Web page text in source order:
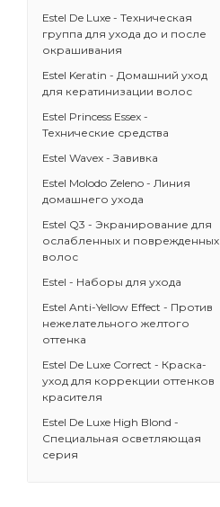
Estel De Luxe - Техническая
группа для ухода до и после
окрашивания
Estel Keratin - Домашний уход
для кератинизации волос
Estel Princess Essex -
Технические средства
Estel Wavex - Завивка
Estel Molodo Zeleno - Линия
домашнего ухода
Estel Q3 - Экранирование для
ослабленных и поврежденных
волос
Estel - Наборы для ухода
Estel Anti-Yellow Effect - Против
нежелательного желтого
оттенка
Estel De Luxe Correct - Краска-
уход для коррекции оттенков
красителя
Estel De Luxe High Blond -
Специальная осветляющая
серия